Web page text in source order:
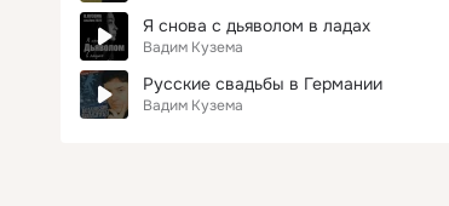
Я снова с дьяволом в ладах
Вадим Кузема
Русские свадьбы в Германии
Вадим Кузема